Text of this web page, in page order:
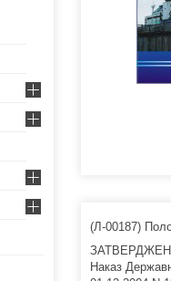
(Л-00187)
Наказ